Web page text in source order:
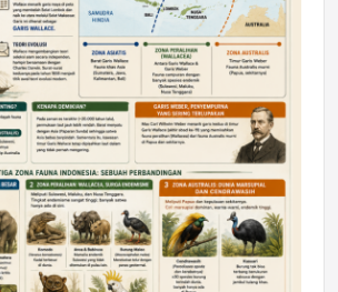
Jumat, 10 Jul 2026 19:01